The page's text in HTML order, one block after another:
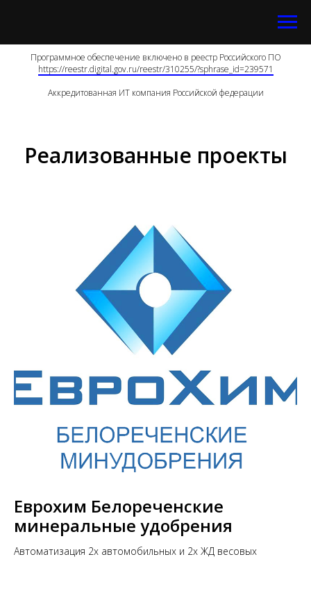
Программное обеспечение включено в реестр Российского ПО
https://reestr.digital.gov.ru/reestr/310255/?sphrase_id=239571
Аккредитованная ИТ компания Российской федерации
Реализованные проекты
Еврохим Белореченские
минеральные удобрения
Автоматизация 2х автомобильных и 2х ЖД весовых